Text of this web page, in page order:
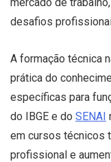
desafios
A formação técnica
prática do
específicas para
do IBGE e do SENAI
em cursos técnicos
profissional e